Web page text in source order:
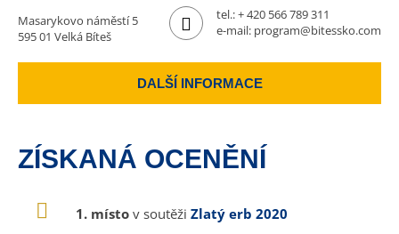
Masarykovo náměstí 5
595 01 Velká Bíteš
tel.:+ 420 566 789 311
e-mail: program@bitessko.com
DALŠÍ INFORMACE
ZÍSKANÁ OCENĚNÍ
1. místo v soutěži Zlatý erb 2020